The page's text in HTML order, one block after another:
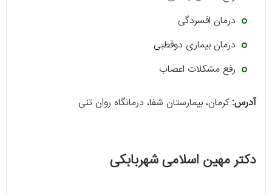
درمان افسردگی
درمان بیماری دوقطبی
رفع مشکلات اعصاب
آدرس:کرمان، بیمارستان شفا، درمانگاه روان تنی
دکتر مهین اسلامی شهربابکی